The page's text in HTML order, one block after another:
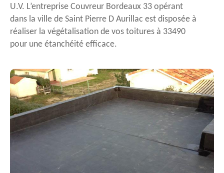
U.V. L’entreprise Couvreur Bordeaux 33 opérant
dans la ville de Saint Pierre D Aurillac est disposée à
réaliser la végétalisation de vos toitures à 33490
pour une étanchéité efficace.